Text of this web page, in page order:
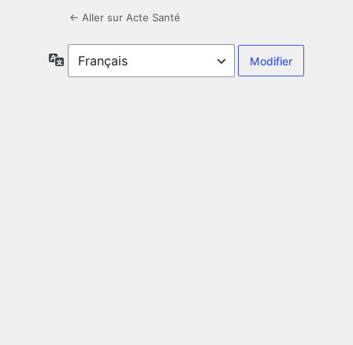
← Aller sur Acte Santé
Langue